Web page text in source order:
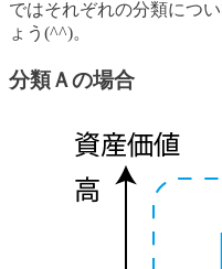
ではそれぞれの分類につ
ょう(^^)。
分類Ａの場合